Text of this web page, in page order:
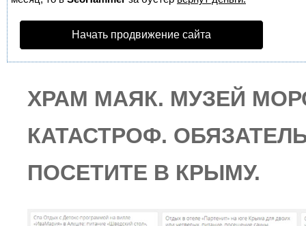
Начать продвижение сайта
ХРАМ МАЯК. МУЗЕЙ
КАТАСТРОФ.
ПОСЕТИТЕ В КРЫМУ.